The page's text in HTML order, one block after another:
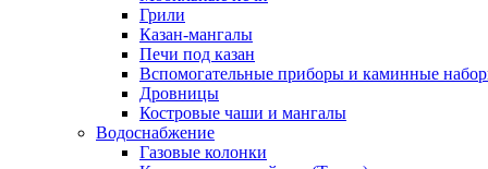
Грили
Казан-мангалы
Печи под казан
Вспомогательные приборы и каминные
Дровницы
Костровые чаши и мангалы
Водоснабжение
Газовые колонки